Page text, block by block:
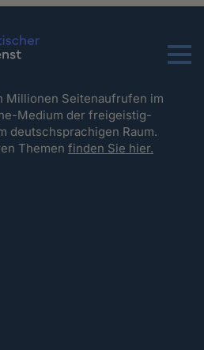
Menu
Millionen Seitenaufrufen im
Medium der freigeistig-
deutschsprachigen Raum.
Themenfinden Sie hier.